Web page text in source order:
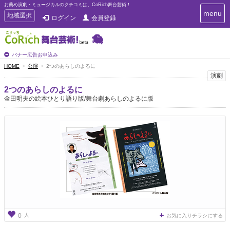
お薦め演劇・ミュージカルのクチコミは、CoRich舞台芸術！
T
o
g
g
e
n
a
v
i
g
地域選択 ログイン 会員登録
バナー広告お申込み
T
o
g
menu
HOME 公演 2つのあらしのよるに
演劇
2つのあらしのよるに
金田明夫の絵本ひとり語り版/舞台劇あらしのよるに版
0 人 お気に入りチラシにする